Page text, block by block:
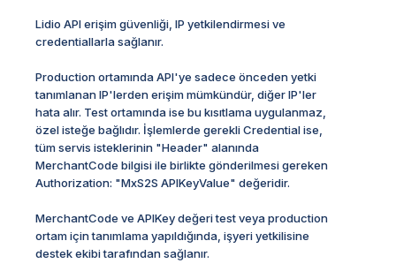
Lidio API erişim güvenliği, IP yetkilendirmesi ve
credentiallarla sağlanır.
Production ortamında API'ye sadece önceden yetki
tanımlanan IP'lerden erişim mümkündür, diğer IP'ler
hata alır. Test ortamında ise bu kısıtlama uygulanmaz,
özel isteğe bağlıdır. İşlemlerde gerekli Credential ise,
tüm servis isteklerinin "Header" alanında
MerchantCode bilgisi ile birlikte gönderilmesi gereken
Authorization: "MxS2S APIKeyValue" değeridir.
MerchantCode ve APIKey değeri test veya production
ortam için tanımlama yapıldığında, işyeri yetkilisine
destek ekibi tarafından sağlanır.